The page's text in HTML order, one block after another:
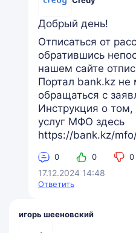
Добрый день!
Отписаться от
обратившись
нашем сайте
Портал bank.kz не
обращаться с
Инструкция о том,
услуг МФО здесь
https://bank.kz/
0 0 0
17.12.2024 14:48
Ответить
игорь шееновский